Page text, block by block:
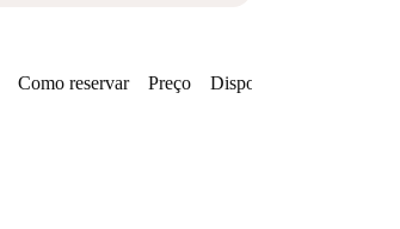
Como reservar Preço Disponibilidades